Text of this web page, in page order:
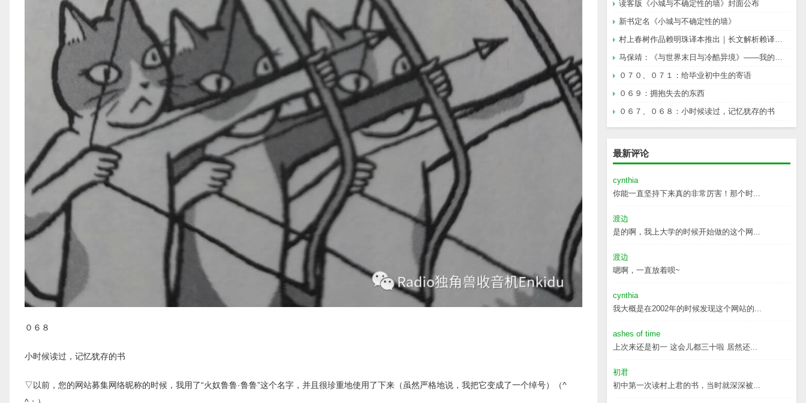
读客版《小城与不确定性的墙》封面公布
新书定名《小城与不确定性的墙》
０７０、０７１：给毕业初中生的寄语
０６９：拥抱失去的东西
０６７、０６８：小时候读过，记忆犹存的书
最新评论
cynthia
你能一直坚持下来真的非常厉害！那个时...
渡边
是的啊，我上大学的时候开始做的这个网...
渡边
嗯啊，一直放着呗~
cynthia
我大概是在2002年的时候发现这个网站的...
ashes of time
上次来还是初一 这会儿都三十啦 居然还...
初君
初中第一次读村上君的书，当时就深深被...
０６８
小时候读过，记忆犹存的书
▽以前，您的网站募集网络昵称的时候，我用了“火奴鲁鲁·鲁鲁”这个名字，并且很珍重地使用了下来（虽然严格地说，我把它变成了一个绰号）（^